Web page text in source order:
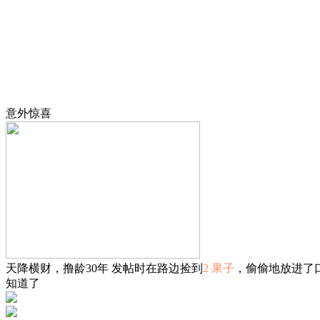
意外惊喜
天降横财，撸龄30年 发帖时在路边捡到 2 果子 ，偷偷地放进了
知道了